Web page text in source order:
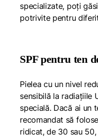
specializate, poți
potrivite pentru
SPF pentru ten
Pielea cu un nivel
sensibilă la radiațiile
specială. Dacă ai un
recomandat să
ridicat, de 30 sau